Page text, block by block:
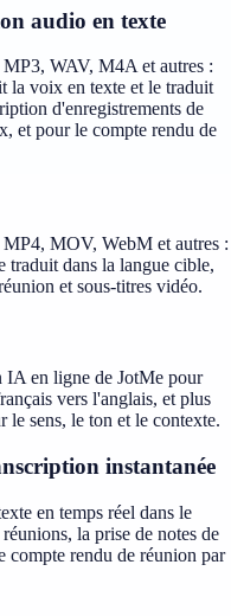
audio en texte
WAV, M4A et autres :
la voix en texte et le traduit
d'enregistrements de
et pour le compte rendu de
MOV, WebM et autres :
traduit dans la langue cible,
et sous-titres vidéo.
en ligne de JotMe pour
vers l'anglais, et plus
le sens, le ton et le contexte.
instantanée
en temps réel dans le
la prise de notes de
compte rendu de réunion par